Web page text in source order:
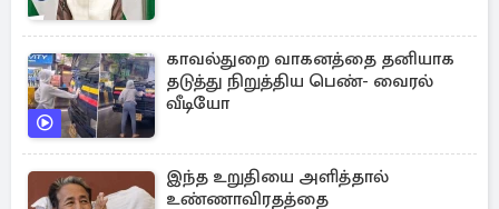
காவல்துறை வாகனத்தை தனியாக
தடுத்து நிறுத்திய பெண்- வைரல்
வீடியோ
இந்த உறுதியை அளித்தால்
உண்ணாவிரதத்தை